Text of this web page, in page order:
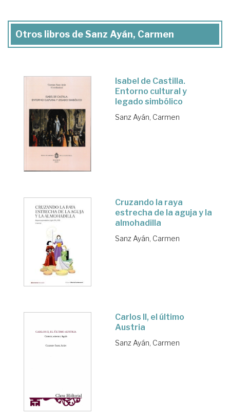
Otros libros de Sanz Ayán, Carmen
Isabel de Castilla.
Entorno cultural y
legado simbólico
Sanz Ayán, Carmen
Cruzando la raya
estrecha de la aguja y la
almohadilla
Sanz Ayán, Carmen
Carlos II, el último
Austria
Sanz Ayán, Carmen